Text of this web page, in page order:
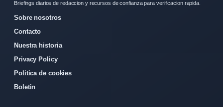
Briefings diarios de redaccion y recursos de confianza para verificacion rapida.
Sobre nosotros
Contacto
Nuestra historia
Privacy Policy
Politica de cookies
Boletin